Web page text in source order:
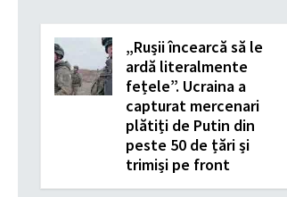
„Rușii încearcă să le
ardă literalmente
fețele”. Ucraina a
capturat mercenari
plătiți de Putin din
peste 50 de țări și
trimiși pe front